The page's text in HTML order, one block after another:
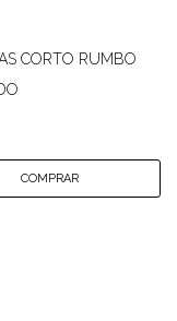
CORTO RUMBO